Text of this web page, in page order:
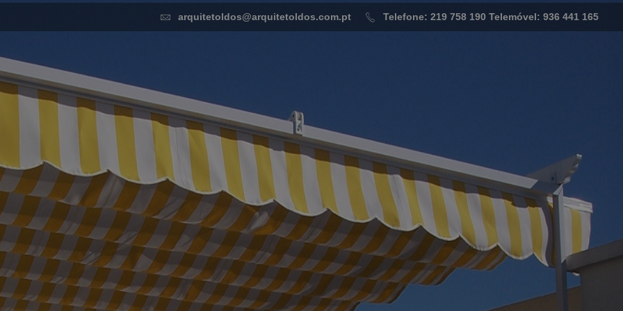
Telefone: 219 758 190 Telemóvel: 936 441 165
arquitetoldos@arquitetoldos.com.pt